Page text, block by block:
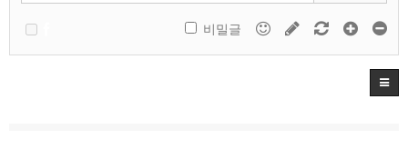
비밀글